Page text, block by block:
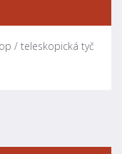
/ teleskopická tyč